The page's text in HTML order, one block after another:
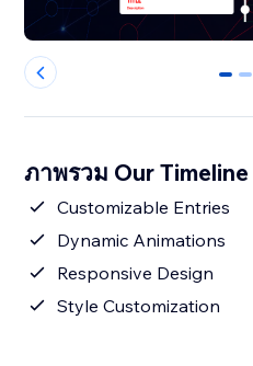
0 1
ภาพรวม Our Timeline
Customizable Entries
Dynamic Animations
Responsive Design
Style Customization